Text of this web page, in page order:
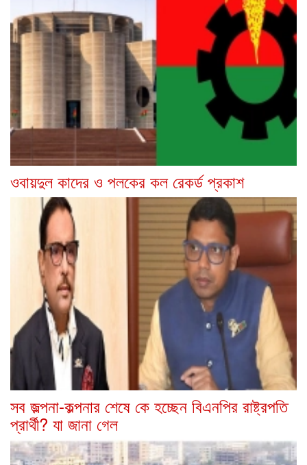
ওবায়দুল কাদের ও পলকের কল রেকর্ড প্রকাশ
সব জল্পনা-কল্পনার শেষে কে হচ্ছেন বিএনপির রাষ্ট্রপতি
প্রার্থী? যা জানা গেল